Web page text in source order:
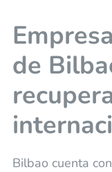
de
Bilbao cuenta